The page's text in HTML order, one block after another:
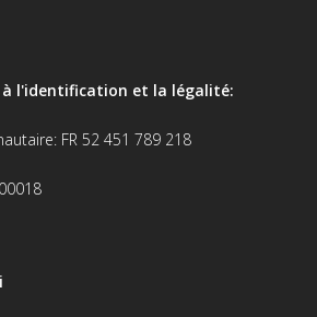
l'identification et la légalité:
FR 52 451 789 218